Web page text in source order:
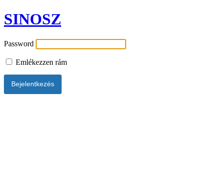
SINOSZ
Password
Emlékezzen rám